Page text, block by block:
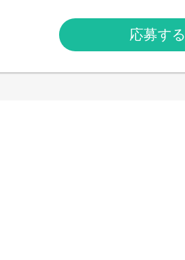
応募する